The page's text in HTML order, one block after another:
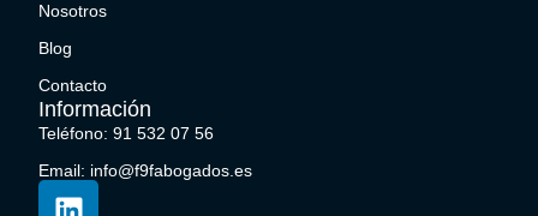
Nosotros
Blog
Contacto
Información
Teléfono: 91 532 07 56
Email: info@f9fabogados.es